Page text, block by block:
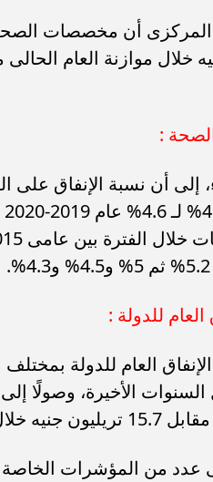
:
إلى أن نسبة الإنفاق
للدولة :
العام للدولة
عدد من المؤشرات الخاصة